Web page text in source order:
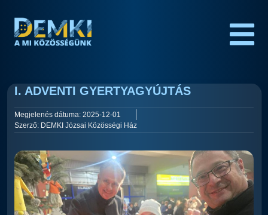
I. ADVENTI GYERTYAGYÚJTÁS
Megjelenés dátuma: 2025-12-01
Szerző: DEMKI Józsai Közösségi Ház